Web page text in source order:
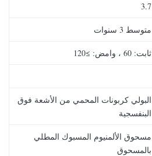
3.7
متوسط ​​3 سنوات
ثابت: 60 ، وامض: ≥120
البولي كربونات المحمي من الأشعة فوق
البنفسجية
مسحوق الألمنيوم المسبوك المطلي
بالمسحوق